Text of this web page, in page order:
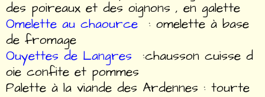
des poireaux et des oignons , en galette
Omelette au chaource : omelette à base
de fromage
Ouyettes de Langres
:chausson cuisse d
oie confite et pommes
Palette à la viande des Ardennes : tourte